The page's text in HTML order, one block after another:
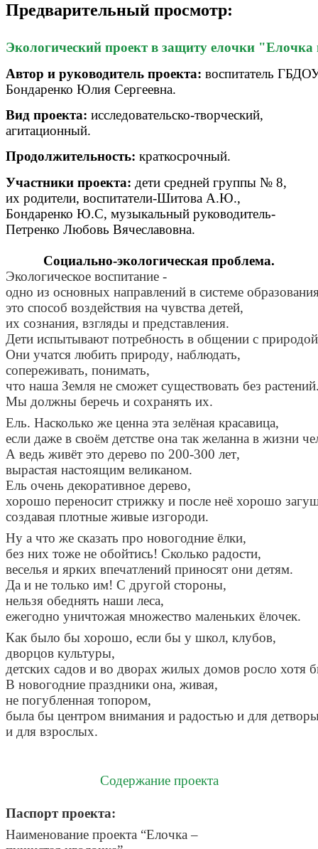
Предварительный просмотр:
Экологический проект в защиту елочки "Елочка
Автор и руководитель проекта: воспитатель
Бондаренко Юлия Сергеевна.
Вид проекта: исследовательско-творческий,
агитационный.
Продолжительность: краткосрочный.
Участники проекта: дети средней группы № 8,
их родители, воспитатели-Шитова А.Ю.,
Бондаренко Ю.С, музыкальный руководитель-
Петренко Любовь Вячеславовна.
Социально-экологическая проблема.
Экологическое воспитание -
одно из основных направлений в системе
это способ воздействия на чувства детей,
их сознания, взгляды и представления.
Дети испытывают потребность в общении с природой
Они учатся любить природу, наблюдать,
сопереживать, понимать,
что наша Земля не сможет существовать без растений
Мы должны беречь и сохранять их.
Ель. Насколько же ценна эта зелёная красавица,
если даже в своём детстве она так желанна в жизни
А ведь живёт это дерево по 200-300 лет,
вырастая настоящим великаном.
Ель очень декоративное дерево,
хорошо переносит стрижку и после неё хорошо
создавая плотные живые изгороди.
Ну а что же сказать про новогодние ёлки,
без них тоже не обойтись! Сколько радости,
веселья и ярких впечатлений приносят они детям.
Да и не только им! С другой стороны,
нельзя обеднять наши леса,
ежегодно уничтожая множество маленьких ёлочек.
Как было бы хорошо, если бы у школ, клубов,
дворцов культуры,
детских садов и во дворах жилых домов росло хотя
В новогодние праздники она, живая,
не погубленная топором,
была бы центром внимания и радостью и для
и для взрослых.
Содержание проекта
Паспорт проекта:
Наименование проекта “Елочка–